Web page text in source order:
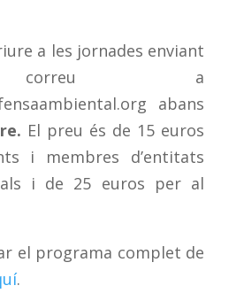
a les jornades enviant
a
abans
El preu és de 15 euros
i membres d’entitats
i de 25 euros per al
el programa complet de
.